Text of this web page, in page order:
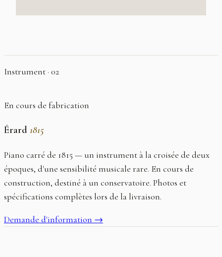
Instrument · 02
En cours de fabrication
Érard 1815
Piano carré de 1815 — un instrument à la croisée de deux
époques, d'une sensibilité musicale rare. En cours de
construction, destiné à un conservatoire. Photos et
spécifications complètes lors de la livraison.
Demande d'information →